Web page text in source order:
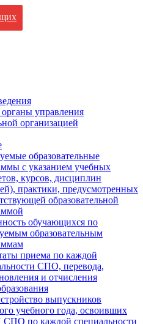
управления
организацией
образовательные
с указанием учебных
курсов, дисциплин
практики, предусмотренных
образовательной
обучающихся по
образовательным
приема по каждой
СПО, перевода,
и отчисления
выпускников
учебного года, освоивших
по каждой специальности